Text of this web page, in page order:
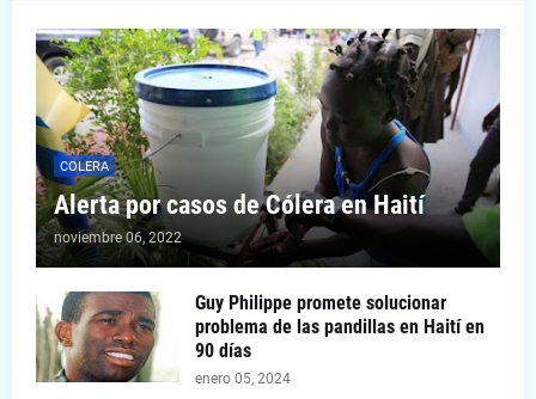
COLERA
Alerta por casos de Cólera en Haití
noviembre 06, 2022
Guy Philippe promete solucionar
problema de las pandillas en Haití en
90 días
enero 05, 2024